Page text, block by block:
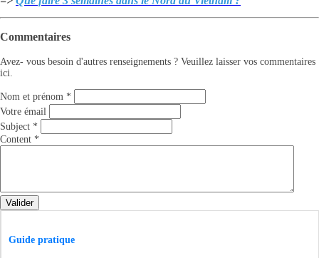
Commentaires
Avez- vous besoin d'autres renseignements ? Veuillez laisser vos commentaires
ici.
Nom et prénom *
Votre émail
Subject *
Content *
Valider
Guide pratique